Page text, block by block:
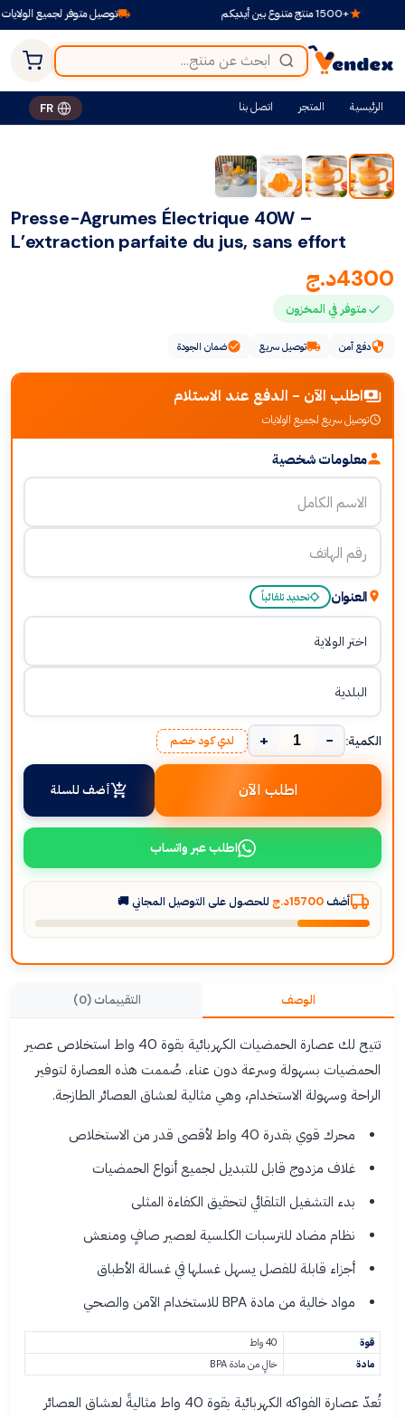
توصيل متوفر لجميع الولايات +1500 منتج متنوع بين أيديكم
الرئيسية المتجر اتصل بنا FR
Presse-Agrumes Électrique 40W –
L’extraction parfaite du jus, sans effort
4300د.ج
متوفر في المخزون
دفع آمن توصيل سريع ضمان الجودة
اطلب الآن - الدفع عند الاستلام
توصيل سريع لجميع الولايات
معلومات شخصية
العنوان تحديد تلقائياً
الكمية: −
+ لدي كود خصم
اطلب الآن أضف للسلة
اطلب عبر واتساب
أضف 15700د.ج للحصول على التوصيل المجاني 🚚
الوصف التقييمات (0)
تتيح لك عصارة الحمضيات الكهربائية بقوة 40 واط استخلاص عصير
الحمضيات بسهولة وسرعة دون عناء. صُممت هذه العصارة لتوفير
الراحة وسهولة الاستخدام، وهي مثالية لعشاق العصائر الطازجة.
محرك قوي بقدرة 40 واط لأقصى قدر من الاستخلاص
غلاف مزدوج قابل للتبديل لجميع أنواع الحمضيات
بدء التشغيل التلقائي لتحقيق الكفاءة المثلى
نظام مضاد للترسبات الكلسية لعصير صافٍ ومنعش
أجزاء قابلة للفصل يسهل غسلها في غسالة الأطباق
مواد خالية من مادة BPA للاستخدام الآمن والصحي
قوة
40 واط
مادة
خالٍ من مادة BPA
تُعدّ عصارة الفواكه الكهربائية بقوة 40 واط مثاليةً لعشاق العصائر